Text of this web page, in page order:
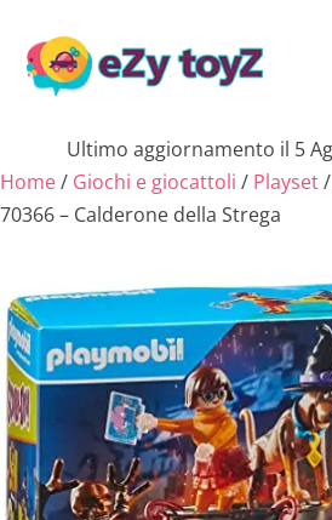
Ultimo aggiornamento il 5
Home/ Giochi e giocattoli / Playset
70366 – Calderone della Strega